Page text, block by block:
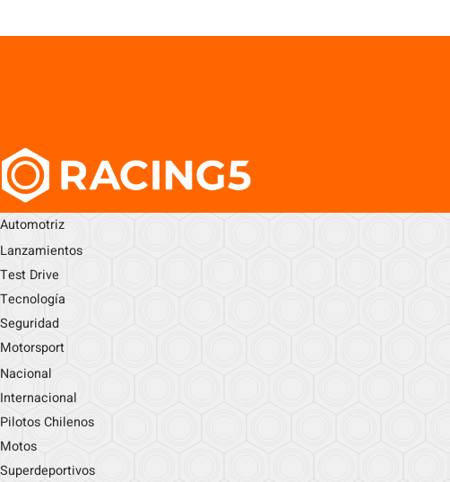
Automotriz
Lanzamientos
Test Drive
Tecnología
Seguridad
Motorsport
Nacional
Internacional
Pilotos Chilenos
Motos
Superdeportivos